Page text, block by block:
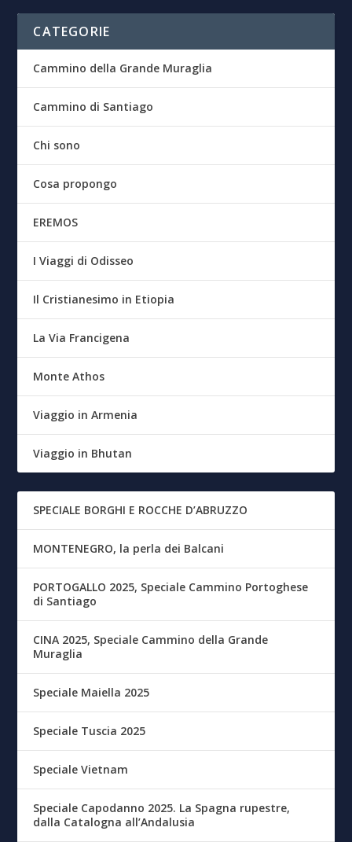
CATEGORIE
Cammino della Grande Muraglia
Cammino di Santiago
Chi sono
Cosa propongo
EREMOS
I Viaggi di Odisseo
Il Cristianesimo in Etiopia
La Via Francigena
Monte Athos
Viaggio in Armenia
Viaggio in Bhutan
SPECIALE BORGHI E ROCCHE D’ABRUZZO
MONTENEGRO, la perla dei Balcani
PORTOGALLO 2025, Speciale Cammino Portoghese
di Santiago
CINA 2025, Speciale Cammino della Grande
Muraglia
Speciale Maiella 2025
Speciale Tuscia 2025
Speciale Vietnam
Speciale Capodanno 2025. La Spagna rupestre,
dalla Catalogna all’Andalusia